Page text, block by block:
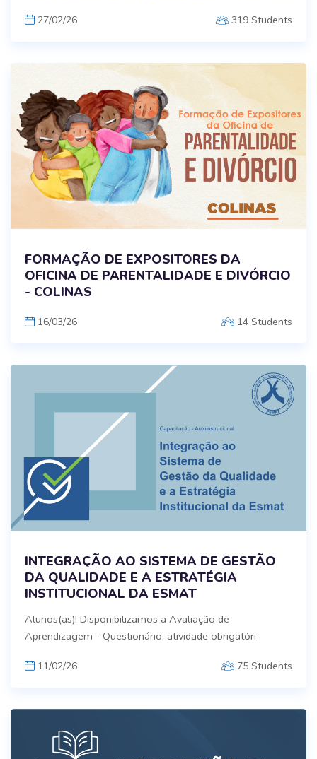
27/02/26 319 Students
FORMAÇÃO DE EXPOSITORES DA
OFICINA DE PARENTALIDADE E DIVÓRCIO
- COLINAS
16/03/26 14 Students
INTEGRAÇÃO AO SISTEMA DE GESTÃO
DA QUALIDADE E A ESTRATÉGIA
INSTITUCIONAL DA ESMAT
Alunos(as)! Disponibilizamos a Avaliação de
Aprendizagem - Questionário, atividade obrigatóri
11/02/26 75 Students